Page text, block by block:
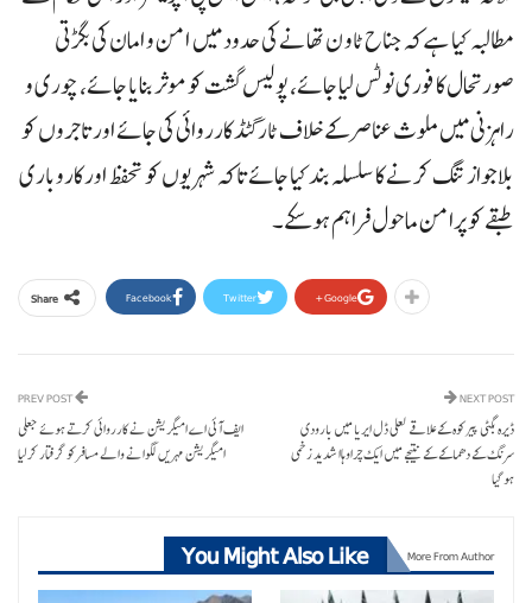
مطالبہ کیا ہے کہ جناح ٹاو ن تھانے کی حدود میں امن و امان کی بگڑتی
صورتحال کا فوری نوٹس لیا جائے، پولیس گشت کو موثر بنایا جائے، چوری و
راہزنی میں ملوث عناصر کے خلاف ٹارگٹڈ کارروائی کی جائے اور تاجروں کو
بلاجواز تنگ کرنے کا سلسلہ بند کیا جائے تاکہ شہریوں کو تحفظ اور کاروباری
طبقے کو پرامن ماحول فراہم ہو سکے۔
Share Facebook Twitter Google+
ایف آئی اے امیگریشن نے کارروائی کرتے ہوئے جعلی
امیگریشن مہریں لگوانے والے مسافرکو گرفتار کرلیا
NEXT POST
ڈیرہ بگٹی پیرکوہ کے علاقے لعلی ڈل ایریا میں بارودی
سرنگ کے دھماکے کے نتیجے میں ایک چراوہاا شدید زخمی
ہو گیا
You Might Also Like More From Author